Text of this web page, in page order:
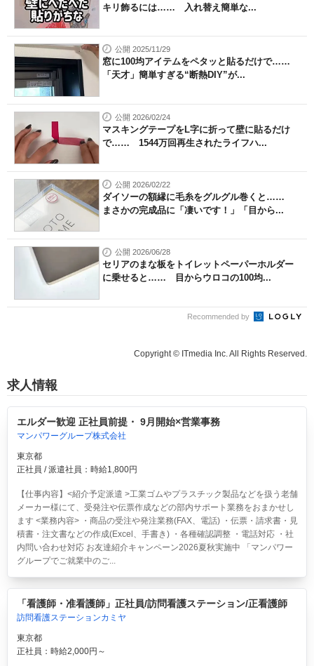
キリ飾るには…… 入れ替え簡単な...
公開 2025/11/29
窓に100均アイテムをペタッと貼るだけで……
「天才」簡単すぎる“断熱DIY”が...
公開 2026/02/24
マスキングテープをL字に折って壁に貼るだけ
で…… 1544万回再生されたライフハ...
公開 2026/02/22
ダイソーの額縁に毛糸をグルグル巻くと……
まさかの完成品に「凄いです！」「目から...
公開 2026/06/28
セリアのまな板をトイレットペーパーホルダー
に乗せると…… 目からウロコの100均...
Recommended by
Copyright © ITmedia Inc. All Rights Reserved.
求人情報
エルダー歓迎 正社員前提・ 9月開始×営業事務
マンパワーグループ株式会社
東京都
正社員 / 派遣社員：時給1,800円
【仕事内容】<紹介予定派遣 >工業ゴムやプラスチック製品などを扱う老舗
メーカー様にて、受発注や伝票作成などの部内サポート業務をおまかせし
ます <業務内容> ・商品の受注や発注業務(FAX、電話) ・伝票・請求書・見
積書・注文書などの作成(Excel、手書き) ・各種確認調整 ・電話対応 ・社
内問い合わせ対応 お友達紹介キャンペーン2026夏秋実施中 「マンパワー
グループでご就業中のご...
「看護師・准看護師」正社員/訪問看護ステーション/正看護師
訪問看護ステーションカミヤ
東京都
正社員：時給2,000円～